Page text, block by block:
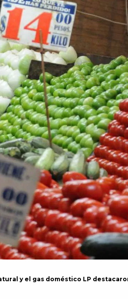
y el gas doméstico LP